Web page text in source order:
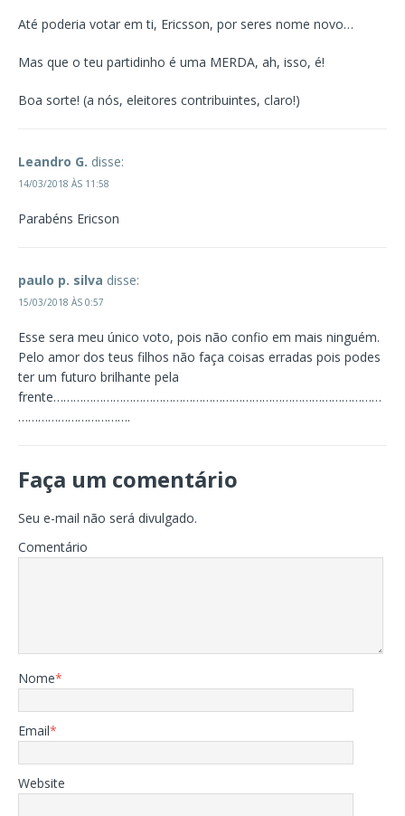
Até poderia votar em ti, Ericsson, por seres nome novo…
Mas que o teu partidinho é uma MERDA, ah, isso, é!
Boa sorte! (a nós, eleitores contribuintes, claro!)
Leandro G. disse:
14/03/2018 ÀS 11:58
Parabéns Ericson
paulo p. silva disse:
15/03/2018 ÀS 0:57
Esse sera meu único voto, pois não confio em mais ninguém.
Pelo amor dos teus filhos não faça coisas erradas pois podes
ter um futuro brilhante pela
frente………………………………………………………………………………………
…………………………….
Faça um comentário
Seu e-mail não será divulgado.
Comentário
Nome*
Email*
Website